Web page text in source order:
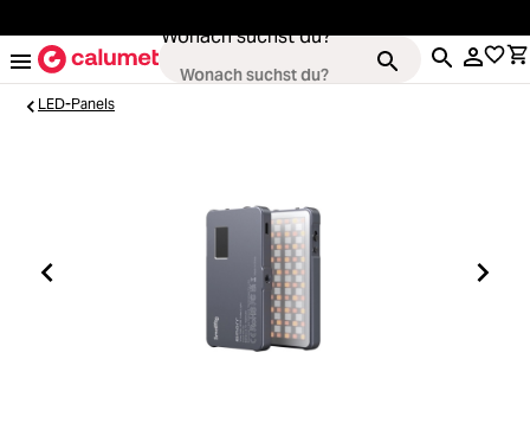
Wonach suchst du?
Loading...
Video & Drohnen
LED-Panels